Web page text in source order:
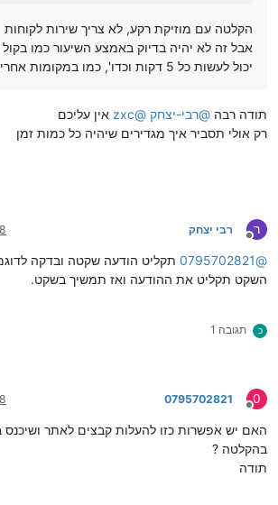
הקלטה עם מוזיקת רקע, לא צריך שירות לקוחות
אבל זה לא יהיה בדיוק באמצע השיעור כמו
יכול לעשות כל 5 דקות וכדו', כמו במקומות אחרים
תודה רבה @רבי-יצחק @
zxc אין עליכם
רק אולי תסביר איך מגדירים שיהיה כל כמות זמן
ר
מנותק
רבי יצחק 18
@
0795702821
השקט תקליט את ההודעה ואז תמשיך בשקט.
כ תגובה 1
0
מנותק
0795702821
18
האם יש אפשרות כזו להעלות קבצים לאתר
בהקלטה ?
תודה